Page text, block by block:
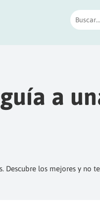
a
Descubre los mejores y no te